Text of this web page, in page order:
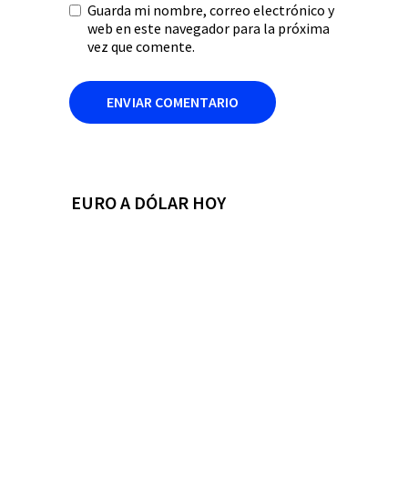
Guarda mi nombre, correo electrónico y
web en este navegador para la próxima
vez que comente.
EURO A DÓLAR HOY